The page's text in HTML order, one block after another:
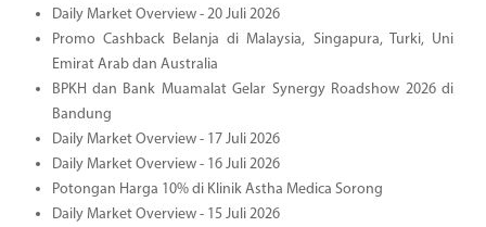
Daily Market Overview - 20 Juli 2026
Promo Cashback Belanja di Malaysia, Singapura, Turki, Uni
Emirat Arab dan Australia
BPKH dan Bank Muamalat Gelar Synergy Roadshow 2026 di
Bandung
Daily Market Overview - 17 Juli 2026
Daily Market Overview - 16 Juli 2026
Potongan Harga 10% di Klinik Astha Medica Sorong
Daily Market Overview - 15 Juli 2026